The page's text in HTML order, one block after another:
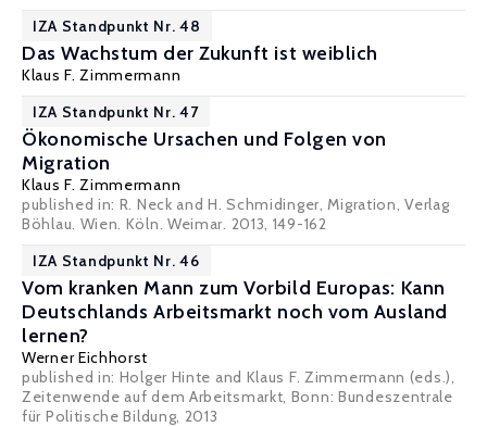
IZA Standpunkt Nr. 48
Das Wachstum der Zukunft ist weiblich
Klaus F. Zimmermann
IZA Standpunkt Nr. 47
Ökonomische Ursachen und Folgen von
Migration
Klaus F. Zimmermann
published in: R. Neck and H. Schmidinger, Migration, Verlag
Böhlau. Wien. Köln. Weimar. 2013, 149-162
IZA Standpunkt Nr. 46
Vom kranken Mann zum Vorbild Europas: Kann
Deutschlands Arbeitsmarkt noch vom Ausland
lernen?
Werner Eichhorst
published in: Holger Hinte and Klaus F. Zimmermann (eds.),
Zeitenwende auf dem Arbeitsmarkt, Bonn: Bundeszentrale
für Politische Bildung, 2013